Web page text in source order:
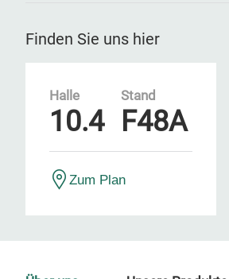
Finden Sie uns hier
Halle
10.4
Stand
F48A
Zum Plan